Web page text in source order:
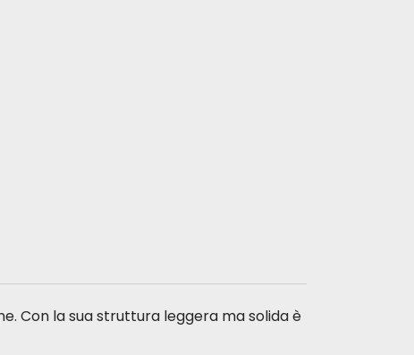
Con la sua struttura leggera ma solida è